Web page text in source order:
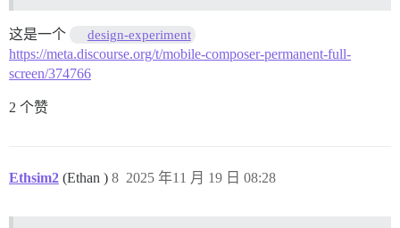
这是一个 design-experiment
https://meta.discourse.org/t/mobile-composer-permanent-full-
screen/374766
2 个赞
Ethsim2 (Ethan ) 2025 年11 月 19 日 08:28
8